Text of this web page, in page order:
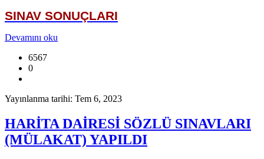
SINAV SONUÇLARI
Devamını oku
6567
0
Yayınlanma tarihi: Tem 6, 2023
HARİTA DAİRESİ SÖZLÜ SINAVLARI
(MÜLAKAT) YAPILDI